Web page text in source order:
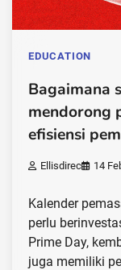
EDUCATION
Bagaimana
mendorong
efisiensi
Ellisdirec 14
Kalender
perlu
Prime Day,
juga memiliki